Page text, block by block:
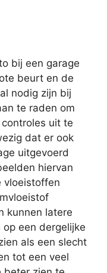
bij een garage
beurt en de
nodig zijn bij
te raden om
uit te
dat er ook
uitgevoerd
hiervan
vloeistoffen
kunnen latere
een dergelijke
als een slecht
tot een veel